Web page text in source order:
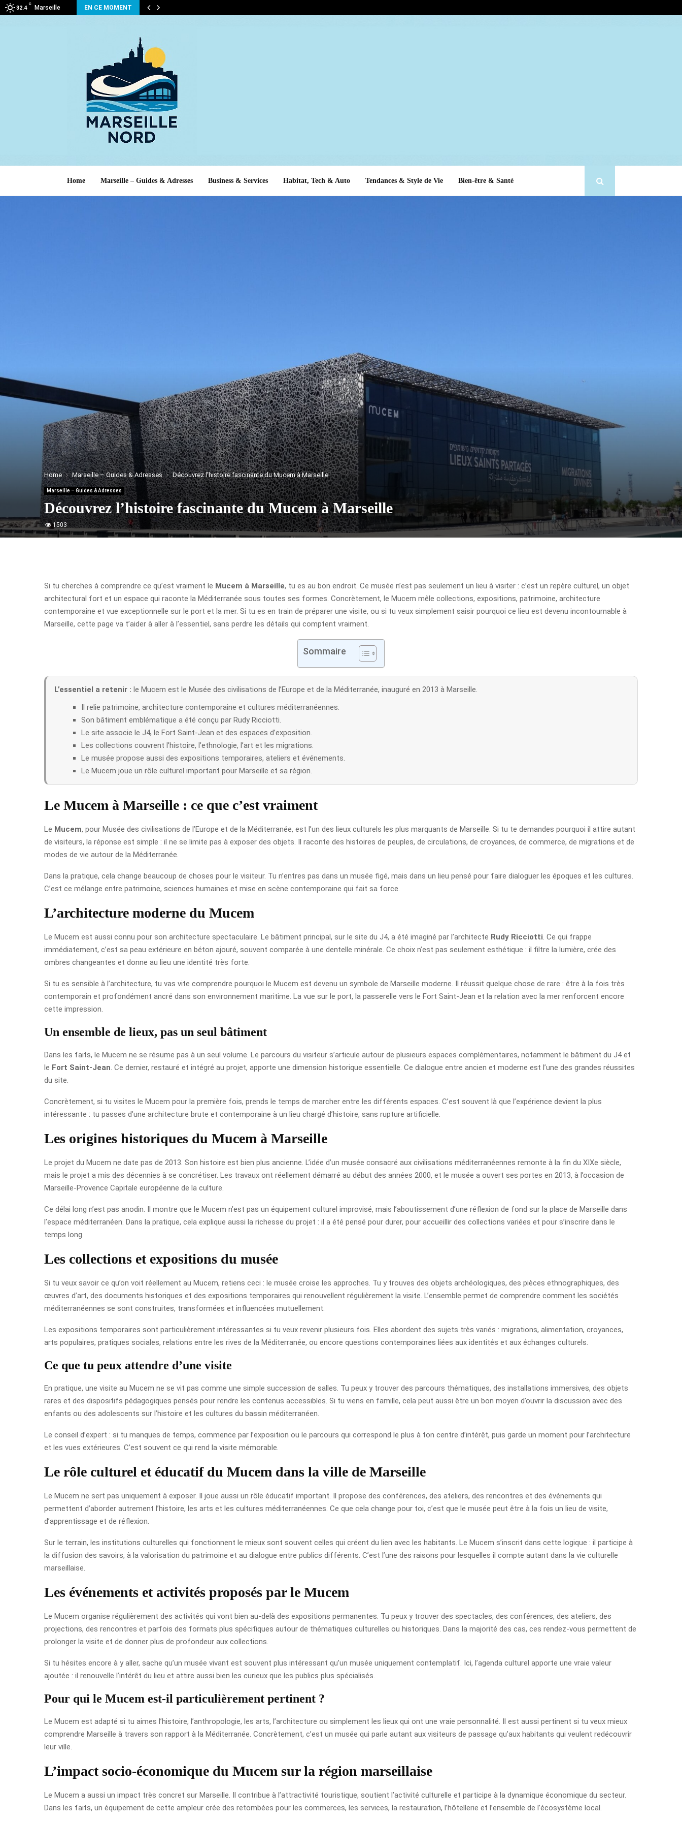
32.4
C
Marseille EN CE MOMENT
Home Marseille – Guides & Adresses Business & Services Habitat, Tech & Auto Tendances & Style de Vie Bien-être & Santé
Home Marseille – Guides & Adresses Découvrez l’histoire fascinante du Mucem à Marseille
Marseille – Guides & Adresses
Découvrez l’histoire fascinante du Mucem à Marseille
1503
Si tu cherches à comprendre ce qu’est vraiment le Mucem à Marseille, tu es au bon endroit. Ce musée n’est pas seulement un lieu à visiter : c’est un repère culturel, un objet
architectural fort et un espace qui raconte la Méditerranée sous toutes ses formes. Concrètement, le Mucem mêle collections, expositions, patrimoine, architecture
contemporaine et vue exceptionnelle sur le port et la mer. Si tu es en train de préparer une visite, ou si tu veux simplement saisir pourquoi ce lieu est devenu incontournable à
Marseille, cette page va t’aider à aller à l’essentiel, sans perdre les détails qui comptent vraiment.
Sommaire
L’essentiel a retenir : le Mucem est le Musée des civilisations de l’Europe et de la Méditerranée, inauguré en 2013 à Marseille.
Il relie patrimoine, architecture contemporaine et cultures méditerranéennes.
Son bâtiment emblématique a été conçu par Rudy Ricciotti.
Le site associe le J4, le Fort Saint-Jean et des espaces d’exposition.
Les collections couvrent l’histoire, l’ethnologie, l’art et les migrations.
Le musée propose aussi des expositions temporaires, ateliers et événements.
Le Mucem joue un rôle culturel important pour Marseille et sa région.
Le Mucem à Marseille : ce que c’est vraiment
Le Mucem, pour Musée des civilisations de l’Europe et de la Méditerranée, est l’un des lieux culturels les plus marquants de Marseille. Si tu te demandes pourquoi il attire autant
de visiteurs, la réponse est simple : il ne se limite pas à exposer des objets. Il raconte des histoires de peuples, de circulations, de croyances, de commerce, de migrations et de
modes de vie autour de la Méditerranée.
Dans la pratique, cela change beaucoup de choses pour le visiteur. Tu n’entres pas dans un musée figé, mais dans un lieu pensé pour faire dialoguer les époques et les cultures.
C’est ce mélange entre patrimoine, sciences humaines et mise en scène contemporaine qui fait sa force.
L’architecture moderne du Mucem
Le Mucem est aussi connu pour son architecture spectaculaire. Le bâtiment principal, sur le site du J4, a été imaginé par l’architecte Rudy Ricciotti . Ce qui frappe
immédiatement, c’est sa peau extérieure en béton ajouré, souvent comparée à une dentelle minérale. Ce choix n’est pas seulement esthétique : il filtre la lumière, crée des
ombres changeantes et donne au lieu une identité très forte.
Si tu es sensible à l’architecture, tu vas vite comprendre pourquoi le Mucem est devenu un symbole de Marseille moderne. Il réussit quelque chose de rare : être à la fois très
contemporain et profondément ancré dans son environnement maritime. La vue sur le port, la passerelle vers le Fort Saint-Jean et la relation avec la mer renforcent encore
cette impression.
Un ensemble de lieux, pas un seul bâtiment
Dans les faits, le Mucem ne se résume pas à un seul volume. Le parcours du visiteur s’articule autour de plusieurs espaces complémentaires, notamment le bâtiment du J4 et
le Fort Saint-Jean . Ce dernier, restauré et intégré au projet, apporte une dimension historique essentielle. Ce dialogue entre ancien et moderne est l’une des grandes réussites
du site.
Concrètement, si tu visites le Mucem pour la première fois, prends le temps de marcher entre les différents espaces. C’est souvent là que l’expérience devient la plus
intéressante : tu passes d’une architecture brute et contemporaine à un lieu chargé d’histoire, sans rupture artificielle.
Les origines historiques du Mucem à Marseille
Le projet du Mucem ne date pas de 2013. Son histoire est bien plus ancienne. L’idée d’un musée consacré aux civilisations méditerranéennes remonte à la fin du XIXe siècle,
mais le projet a mis des décennies à se concrétiser. Les travaux ont réellement démarré au début des années 2000, et le musée a ouvert ses portes en 2013, à l’occasion de
Marseille-Provence Capitale européenne de la culture.
Ce délai long n’est pas anodin. Il montre que le Mucem n’est pas un équipement culturel improvisé, mais l’aboutissement d’une réflexion de fond sur la place de Marseille dans
l’espace méditerranéen. Dans la pratique, cela explique aussi la richesse du projet : il a été pensé pour durer, pour accueillir des collections variées et pour s’inscrire dans le
temps long.
Les collections et expositions du musée
Si tu veux savoir ce qu’on voit réellement au Mucem, retiens ceci : le musée croise les approches. Tu y trouves des objets archéologiques, des pièces ethnographiques, des
œuvres d’art, des documents historiques et des expositions temporaires qui renouvellent régulièrement la visite. L’ensemble permet de comprendre comment les sociétés
méditerranéennes se sont construites, transformées et influencées mutuellement.
Les expositions temporaires sont particulièrement intéressantes si tu veux revenir plusieurs fois. Elles abordent des sujets très variés : migrations, alimentation, croyances,
arts populaires, pratiques sociales, relations entre les rives de la Méditerranée, ou encore questions contemporaines liées aux identités et aux échanges culturels.
Ce que tu peux attendre d’une visite
En pratique, une visite au Mucem ne se vit pas comme une simple succession de salles. Tu peux y trouver des parcours thématiques, des installations immersives, des objets
rares et des dispositifs pédagogiques pensés pour rendre les contenus accessibles. Si tu viens en famille, cela peut aussi être un bon moyen d’ouvrir la discussion avec des
enfants ou des adolescents sur l’histoire et les cultures du bassin méditerranéen.
Le conseil d’expert : si tu manques de temps, commence par l’exposition ou le parcours qui correspond le plus à ton centre d’intérêt, puis garde un moment pour l’architecture
et les vues extérieures. C’est souvent ce qui rend la visite mémorable.
Le rôle culturel et éducatif du Mucem dans la ville de Marseille
Le Mucem ne sert pas uniquement à exposer. Il joue aussi un rôle éducatif important. Il propose des conférences, des ateliers, des rencontres et des événements qui
permettent d’aborder autrement l’histoire, les arts et les cultures méditerranéennes. Ce que cela change pour toi, c’est que le musée peut être à la fois un lieu de visite,
d’apprentissage et de réflexion.
Sur le terrain, les institutions culturelles qui fonctionnent le mieux sont souvent celles qui créent du lien avec les habitants. Le Mucem s’inscrit dans cette logique : il participe à
la diffusion des savoirs, à la valorisation du patrimoine et au dialogue entre publics différents. C’est l’une des raisons pour lesquelles il compte autant dans la vie culturelle
marseillaise.
Les événements et activités proposés par le Mucem
Le Mucem organise régulièrement des activités qui vont bien au-delà des expositions permanentes. Tu peux y trouver des spectacles, des conférences, des ateliers, des
projections, des rencontres et parfois des formats plus spécifiques autour de thématiques culturelles ou historiques. Dans la majorité des cas, ces rendez-vous permettent de
prolonger la visite et de donner plus de profondeur aux collections.
Si tu hésites encore à y aller, sache qu’un musée vivant est souvent plus intéressant qu’un musée uniquement contemplatif. Ici, l’agenda culturel apporte une vraie valeur
ajoutée : il renouvelle l’intérêt du lieu et attire aussi bien les curieux que les publics plus spécialisés.
Pour qui le Mucem est-il particulièrement pertinent ?
Le Mucem est adapté si tu aimes l’histoire, l’anthropologie, les arts, l’architecture ou simplement les lieux qui ont une vraie personnalité. Il est aussi pertinent si tu veux mieux
comprendre Marseille à travers son rapport à la Méditerranée. Concrètement, c’est un musée qui parle autant aux visiteurs de passage qu’aux habitants qui veulent redécouvrir
leur ville.
L’impact socio-économique du Mucem sur la région marseillaise
Le Mucem a aussi un impact très concret sur Marseille. Il contribue à l’attractivité touristique, soutient l’activité culturelle et participe à la dynamique économique du secteur.
Dans les faits, un équipement de cette ampleur crée des retombées pour les commerces, les services, la restauration, l’hôtellerie et l’ensemble de l’écosystème local.